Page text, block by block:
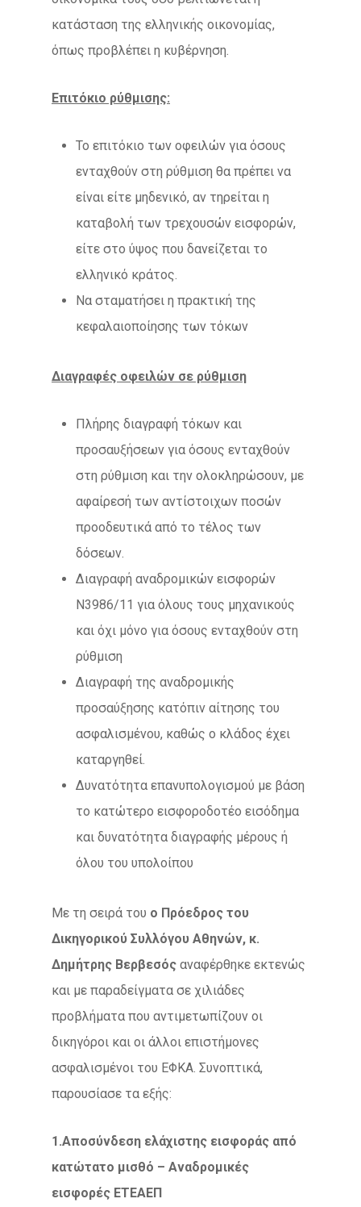
κατάσταση της ελληνικής οικονομίας,
όπως προβλέπει η κυβέρνηση.
Επιτόκιο ρύθμισης:
Το επιτόκιο των οφειλών για όσους
ενταχθούν στη ρύθμιση θα πρέπει να
είναι είτε μηδενικό, αν τηρείται η
καταβολή των τρεχουσών εισφορών,
είτε στο ύψος που δανείζεται το
ελληνικό κράτος.
Να σταματήσει η πρακτική της
κεφαλαιοποίησης των τόκων
Διαγραφές οφειλών σε ρύθμιση
Πλήρης διαγραφή τόκων και
προσαυξήσεων για όσους ενταχθούν
στη ρύθμιση και την ολοκληρώσουν, με
αφαίρεσή των αντίστοιχων ποσών
προοδευτικά από το τέλος των
δόσεων.
Διαγραφή αναδρομικών εισφορών
Ν3986/11 για όλους τους μηχανικούς
και όχι μόνο για όσους ενταχθούν στη
ρύθμιση
Διαγραφή της αναδρομικής
προσαύξησης κατόπιν αίτησης του
ασφαλισμένου, καθώς ο κλάδος έχει
καταργηθεί.
Δυνατότητα επανυπολογισμού με βάση
το κατώτερο εισφοροδοτέο εισόδημα
και δυνατότητα διαγραφής μέρους ή
όλου του υπολοίπου
Με τη σειρά του ο Πρόεδρος του
Δικηγορικού Συλλόγου Αθηνών, κ.
Δημήτρης Βερβεσός αναφέρθηκε εκτενώς
και με παραδείγματα σε χιλιάδες
προβλήματα που αντιμετωπίζουν οι
δικηγόροι και οι άλλοι επιστήμονες
ασφαλισμένοι του ΕΦΚΑ. Συνοπτικά,
παρουσίασε τα εξής:
1.Αποσύνδεση ελάχιστης εισφοράς από
κατώτατο μισθό – Αναδρομικές
εισφορές ΕΤΕΑΕΠ